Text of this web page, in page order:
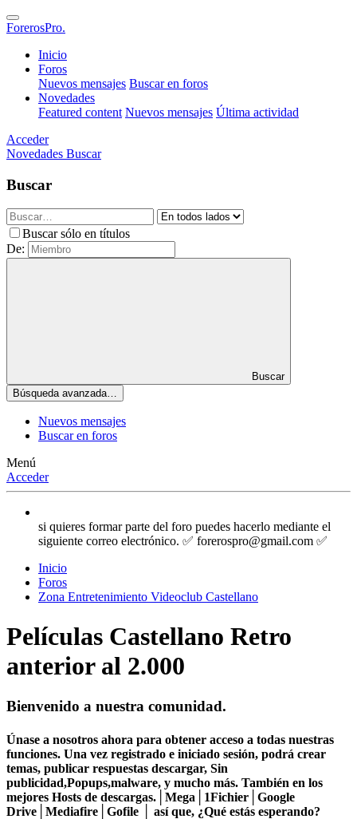
ForerosPro.
Inicio
Foros
Nuevos mensajes Buscar en foros
Novedades
Featured content Nuevos mensajes Última actividad
Acceder
Novedades Buscar
Buscar
Buscar sólo en títulos
De:
Buscar
Búsqueda avanzada…
Nuevos mensajes
Buscar en foros
Menú
Acceder
si quieres formar parte del foro puedes hacerlo mediante el
siguiente correo electrónico. ✅ forerospro@gmail.com ✅
Inicio
Foros
Zona Entretenimiento Videoclub Castellano
Películas Castellano Retro
anterior al 2.000
Bienvenido a nuestra comunidad.
Únase a nosotros ahora para obtener acceso a todas nuestras
funciones. Una vez registrado e iniciado sesión, podrá crear
temas, publicar respuestas descargar, Sin
publicidad,Popups,malware, y mucho más. También en los
mejores Hosts de descargas.│Mega│1Fichier│Google
Drive│Mediafire│Gofile │ así que, ¿Qué estás esperando?